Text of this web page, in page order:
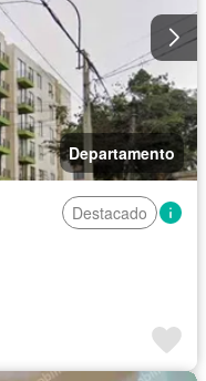
Departamento
Destacado